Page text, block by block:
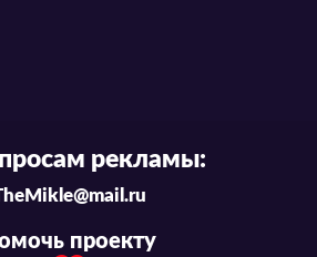
рекламы:
проекту